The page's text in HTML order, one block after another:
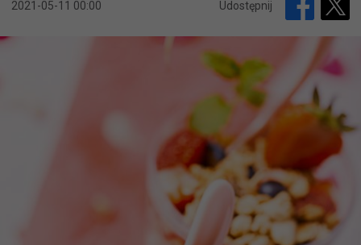
2021-05-11 00:00 Udostępnij